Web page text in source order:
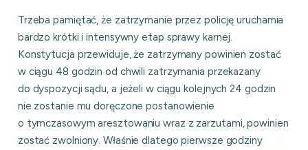
Trzeba pamiętać, że zatrzymanie przez policję uruchamia
bardzo krótki i intensywny etap sprawy karnej.
Konstytucja przewiduje, że zatrzymany powinien zostać
w ciągu 48 godzin od chwili zatrzymania przekazany
do dyspozycji sądu, a jeżeli w ciągu kolejnych 24 godzin
nie zostanie mu doręczone postanowienie
o tymczasowym aresztowaniu wraz z zarzutami, powinien
zostać zwolniony. Właśnie dlatego pierwsze godziny